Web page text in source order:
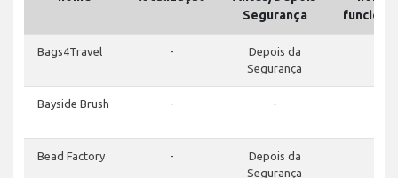
Segurança
Bags4Travel -
Depois da
Segurança
Bayside Brush - -
Bead Factory -
Depois da
Segurança